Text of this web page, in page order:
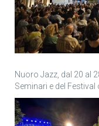
Nuoro Jazz, dal 20 al
Seminari e del